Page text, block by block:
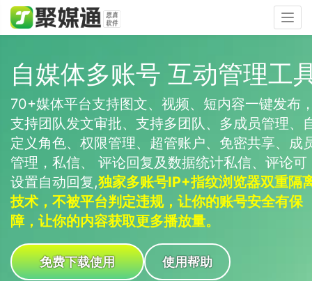
自媒体多账号 互动管理工
70+媒体平台支持图文、视频、短内容一键发布
支持团队发文审批、支持多团队、多成员管理、
定义角色、权限管理、超管账户、免密共享、成
管理，私信、 评论回复及数据统计私信、评论可
设置自动回复,独家多账号IP+指纹浏览器双重隔
技术，不被平台判定违规，让你的账号安全有保
障，让你的内容获取更多播放量。
免费下载使用 使用帮助